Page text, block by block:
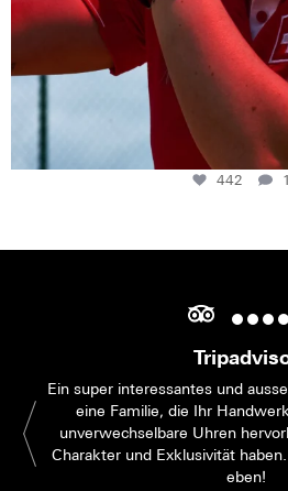
442
Ein super interessantes und
eine Familie, die Ihr
unverwechselbare Uhren
Charakter und Exklusivität
eben!